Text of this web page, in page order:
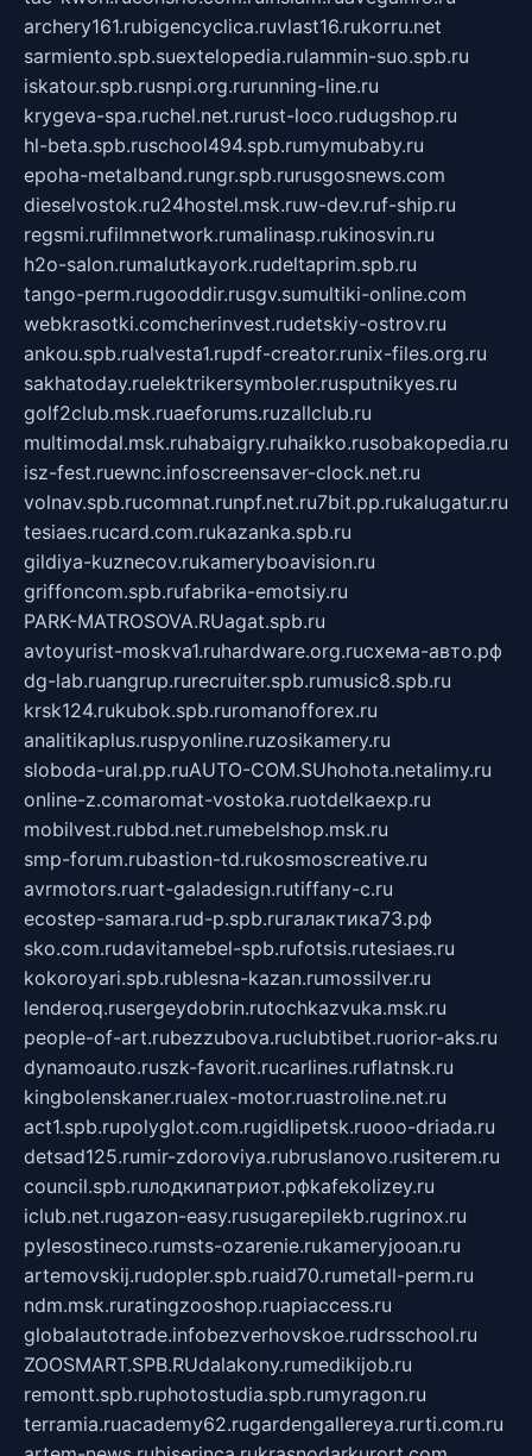
archery161.rubigencyclica.ruvlast16.rukorru.net
sarmiento.spb.suextelopedia.rulammin-suo.spb.ru
iskatour.spb.rusnpi.org.rurunning-line.ru
krygeva-spa.ruchel.net.rurust-loco.rudugshop.ru
hl-beta.spb.ruschool494.spb.rumymubaby.ru
epoha-metalband.rungr.spb.rurusgosnews.com
dieselvostok.ru24hostel.msk.ruw-dev.ruf-ship.ru
regsmi.rufilmnetwork.rumalinasp.rukinosvin.ru
h2o-salon.rumalutkayork.rudeltaprim.spb.ru
tango-perm.rugooddir.rusgv.sumultiki-online.com
webkrasotki.comcherinvest.rudetskiy-ostrov.ru
ankou.spb.rualvesta1.rupdf-creator.runix-files.org.ru
sakhatoday.ruelektrikersymboler.rusputnikyes.ru
golf2club.msk.ruaeforums.ruzallclub.ru
multimodal.msk.ruhabaigry.ruhaikko.rusobakopedia.ru
isz-fest.ruewnc.infoscreensaver-clock.net.ru
volnav.spb.rucomnat.runpf.net.ru7bit.pp.rukalugatur.ru
tesiaes.rucard.com.rukazanka.spb.ru
gildiya-kuznecov.rukameryboavision.ru
griffoncom.spb.rufabrika-emotsiy.ru
PARK-MATROSOVA.RUagat.spb.ru
avtoyurist-moskva1.ruhardware.org.ruсхема-авто.рф
dg-lab.ruangrup.rurecruiter.spb.rumusic8.spb.ru
krsk124.rukubok.spb.ruromanofforex.ru
analitikaplus.ruspyonline.ruzosikamery.ru
sloboda-ural.pp.ruAUTO-COM.SUhohota.netalimy.ru
online-z.comaromat-vostoka.ruotdelkaexp.ru
mobilvest.rubbd.net.rumebelshop.msk.ru
smp-forum.rubastion-td.rukosmoscreative.ru
avrmotors.ruart-galadesign.rutiffany-c.ru
ecostep-samara.rud-p.spb.ruгалактика73.рф
sko.com.rudavitamebel-spb.rufotsis.rutesiaes.ru
kokoroyari.spb.rublesna-kazan.rumossilver.ru
lenderoq.rusergeydobrin.rutochkazvuka.msk.ru
people-of-art.rubezzubova.ruclubtibet.ruorior-aks.ru
dynamoauto.ruszk-favorit.rucarlines.ruflatnsk.ru
kingbolenskaner.rualex-motor.ruastroline.net.ru
act1.spb.rupolyglot.com.rugidlipetsk.ruooo-driada.ru
detsad125.rumir-zdoroviya.rubruslanovo.rusiterem.ru
council.spb.ruлодкипатриот.рфkafekolizey.ru
iclub.net.rugazon-easy.rusugarepilekb.rugrinox.ru
pylesostineco.rumsts-ozarenie.rukameryjooan.ru
artemovskij.rudopler.spb.ruaid70.rumetall-perm.ru
ndm.msk.ruratingzooshop.ruapiaccess.ru
globalautotrade.infobezverhovskoe.rudrsschool.ru
ZOOSMART.SPB.RUdalakony.rumedikijob.ru
remontt.spb.ruphotostudia.spb.rumyragon.ru
terramia.ruacademy62.rugardengallereya.rurti.com.ru